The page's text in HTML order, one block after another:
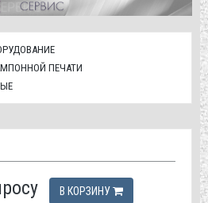
ПЕЧАТИ
В КОРЗИНУ